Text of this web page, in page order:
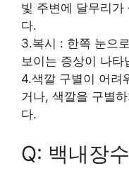
빛 주변에 달무리가
다.
3.복시 : 한쪽 눈으
보이는 증상이 나타
4.색깔 구별이 어려
거나, 색깔을 구별
다.
Q: 백내장